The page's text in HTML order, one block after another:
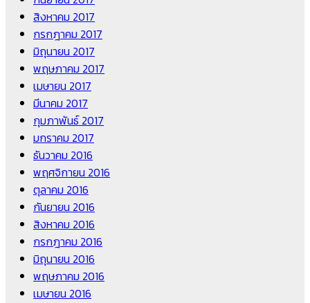
สิงหาคม 2017
กรกฎาคม 2017
มิถุนายน 2017
พฤษภาคม 2017
เมษายน 2017
มีนาคม 2017
กุมภาพันธ์ 2017
มกราคม 2017
ธันวาคม 2016
พฤศจิกายน 2016
ตุลาคม 2016
กันยายน 2016
สิงหาคม 2016
กรกฎาคม 2016
มิถุนายน 2016
พฤษภาคม 2016
เมษายน 2016